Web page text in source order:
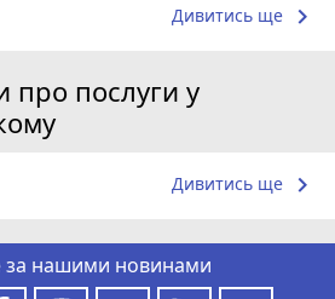
Дивитись ще keyboard_arrow_right
про послуги у
Дивитись ще keyboard_arrow_right
за нашими новинами